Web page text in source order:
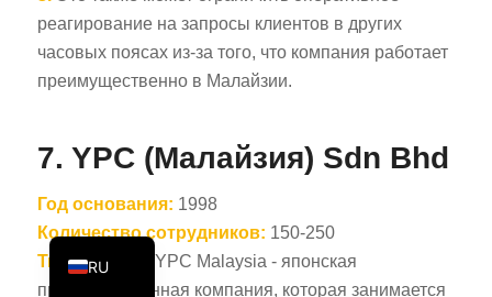
реагирование на запросы клиентов в других
часовых поясах из-за того, что компания работает
преимущественно в Малайзии.
7. YPC (Малайзия) Sdn Bhd
Год основания: 1998
Количество сотрудников: 150-250
Тип бизнеса: YPC Malaysia - японская
производственная компания, которая занимается
RU
EN
FR
NL
PL